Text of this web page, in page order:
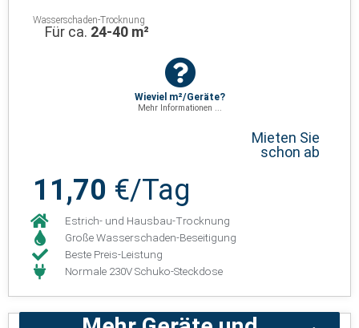
Wasserschaden-Trocknung
Für ca. 24-40 m²
Wieviel m²/Geräte?
Mehr Informationen ...
Mieten Sie
schon ab
11,70 €/Tag
Estrich- und Hausbau-Trocknung
Große Wasserschaden-Beseitigung
Beste Preis-Leistung
Normale 230V Schuko-Steckdose